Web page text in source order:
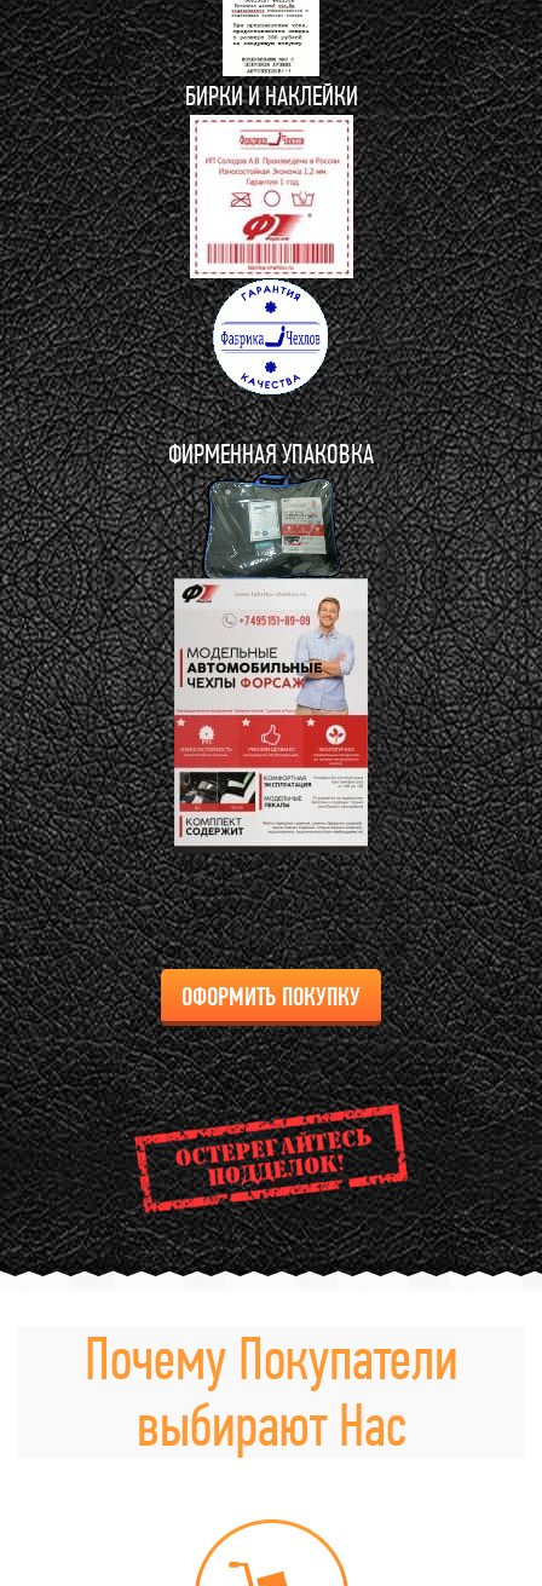
БИРКИ И НАКЛЕЙКИ
ФИРМЕННАЯ УПАКОВКА
ОФОРМИТЬ ПОКУПКУ
Почему Покупатели
выбирают Нас